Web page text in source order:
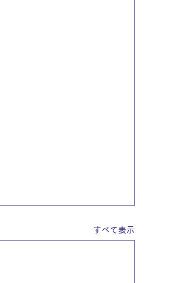
すべて表示